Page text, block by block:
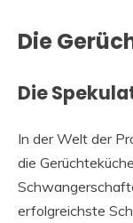
Die
Die
In der Welt der
die
erfolgreichste